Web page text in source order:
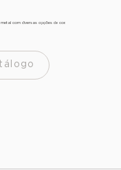
com diversas opções de cor.